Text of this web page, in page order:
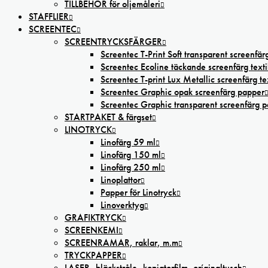
TILLBEHÖR för oljemåleri
STAFFLIER
SCREENTEC
SCREENTRYCKSFÄRGER
Screentec T-Print Soft transparent
Screentec Ecoline täckande screenfärg
Screentec T-print Lux Metallic screenfärg
Screentec Graphic opak screenfärg papper
Screentec Graphic transparent screenfärg
STARTPAKET & färgset
LINOTRYCK
Linofärg 59 ml
Linofärg 150 ml
Linofärg 250 ml
Linoplattor
Papper för Linotryck
Linoverktyg
GRAFIKTRYCK
SCREENKEMI
SCREENRAMAR, raklar, m.m
TRYCKPAPPER